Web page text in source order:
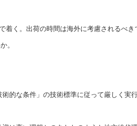
着く。出荷の時間は海外に考慮されるべき
。
的な条件」の技術標準に従って厳しく実行